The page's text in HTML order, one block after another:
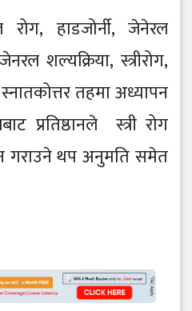
रोग, हाडजोर्नी, जेनेरल
शल्यक्रिया, स्त्रीरोग,
तहमा अध्यापन
प्रतिष्ठानले स्त्री रोग
गराउने थप अनुमति समेत